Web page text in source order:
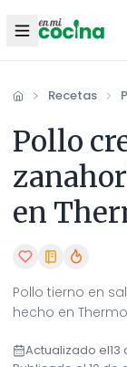
Inicio Recetas
Pollo
en
Pollo tierno en
hecho en
Actualizado el13